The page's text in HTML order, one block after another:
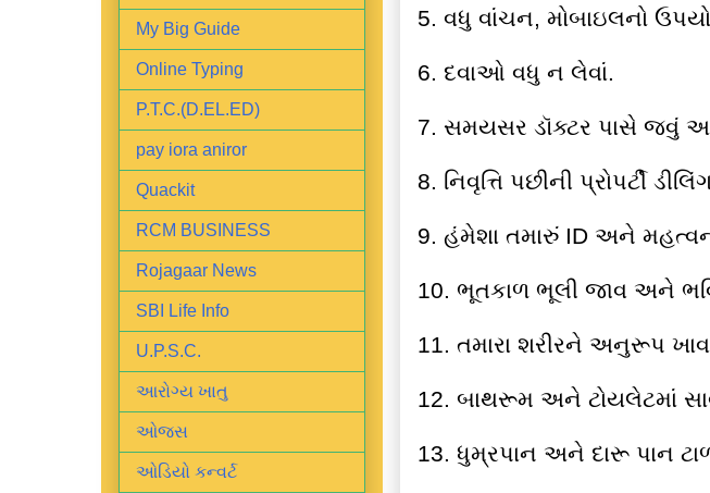
5. વધુ વાંચન, મોબાઇલનો
6. દવાઓ વધુ ન લેવાં.
7. સમયસર ડૉક્ટર પાસે જવું
8. નિવૃત્તિ પછીની પ્રોપર્ટી
9. હંમેશા તમારું ID અને
10. ભૂતકાળ ભૂલી જાવ અને
11. તમારા શરીરને અનુરૂપ
12. બાથરૂમ અને ટોયલેટમાં
13. ધુમ્રપાન અને દારૂ પાન
My Big Guide
Online Typing
P.T.C.(D.EL.ED)
pay iora aniror
Quackit
RCM BUSINESS
Rojagaar News
SBI Life Info
U.P.S.C.
આરોગ્ય ખાતુ
ઓજસ
ઓડિયો કન્વર્ટ